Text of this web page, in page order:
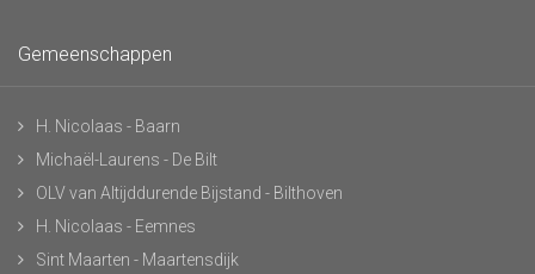
Gemeenschappen
H. Nicolaas - Baarn
Michaël-Laurens - De Bilt
OLV van Altijddurende Bijstand - Bilthoven
H. Nicolaas - Eemnes
Sint Maarten - Maartensdijk